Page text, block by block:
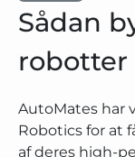
Sådan
robotter
AutoMates har
Robotics for at
af deres high-